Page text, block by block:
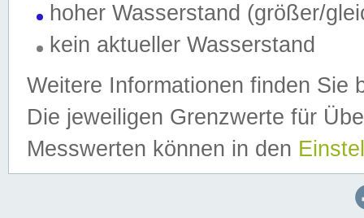
hoher Wasserstand (größer/
kein aktueller Wasserstand
Weitere Informationen finden Sie
Die jeweiligen Grenzwerte für
Messwerten können in den